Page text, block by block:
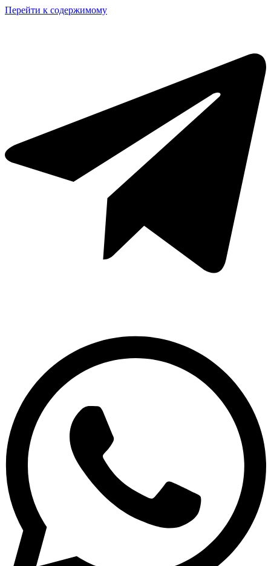
Перейти к содержимому